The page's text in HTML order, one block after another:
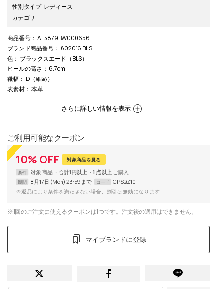
性別タイプ:レディース
カテゴリ :
商品番号 ： AL5879BW000656
ブランド商品番号 ： 802016 BLS
色 ： ブラックスエード（BLS）
ヒールの高さ ： 6.7cm
靴幅 ： D（細め）
表素材 ： 本革
さらに詳しい情報を表示
ご利用可能なクーポン
10% OFF 対象商品を見る
条件 対象 商品 合計1円以上 1 点以上
期間 8月17日 (Mon) 23:59まで コード
CPSQZ10
※返品により条件を満たさない場合、割引は無効になります
※1回のご注文に使えるクーポンは1つです。注文後の適用はできません。
マイブランドに登録